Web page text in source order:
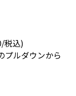
税込)
プルダウンから